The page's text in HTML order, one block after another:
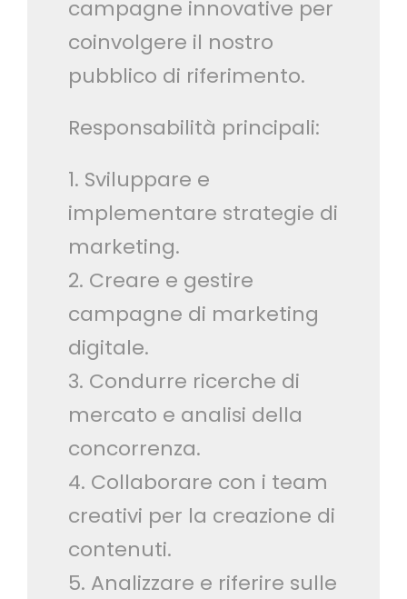
campagne innovative per
coinvolgere il nostro
pubblico di riferimento.
Responsabilità principali:
1. Sviluppare e
implementare strategie di
marketing.
2. Creare e gestire
campagne di marketing
digitale.
3. Condurre ricerche di
mercato e analisi della
concorrenza.
4. Collaborare con i team
creativi per la creazione di
contenuti.
5. Analizzare e riferire sulle